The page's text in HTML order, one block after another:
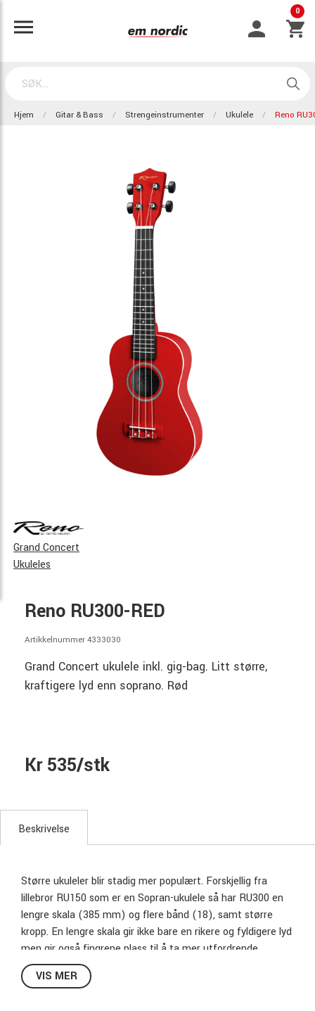
0
Hjem Gitar & Bass Strengeinstrumenter Ukulele Reno
Grand Concert
Ukuleles
Reno RU300-RED
Artikkelnummer 4333030
Grand Concert ukulele inkl. gig-bag. Litt større,
kraftigere lyd enn soprano. Rød
Kr 535/stk
Beskrivelse
Større ukuleler blir stadig mer populært. Forskjellig fra
lillebror RU150 som er en Sopran-ukulele så har RU300 en
lengre skala (385 mm) og flere bånd (18), samt større
kropp. En lengre skala gir ikke bare en rikere og fyldigere lyd
men gir også fingrene plass til å ta mer utfordrende
akkorder. RU300 har også en vakker antikkhvit kantlist
rundt kroppen og rosett med fiskebens-mønster rundt
VIS MER